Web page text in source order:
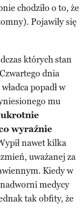
chodziło o to, że
Pojawiły się
których stan
dnia
popadł w
mu
wyraźnie
nawet kilka
uważanej za
Kiedy w
medycy
tak obfity, że